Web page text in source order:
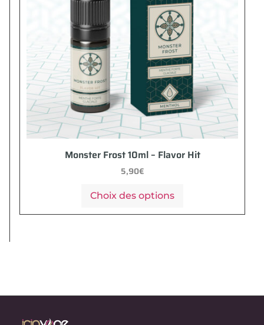
Monster Frost 10ml – Flavor Hit
5,90€
Choix des options